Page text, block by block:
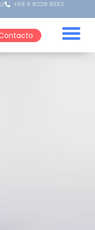
+56 9 8228 9553